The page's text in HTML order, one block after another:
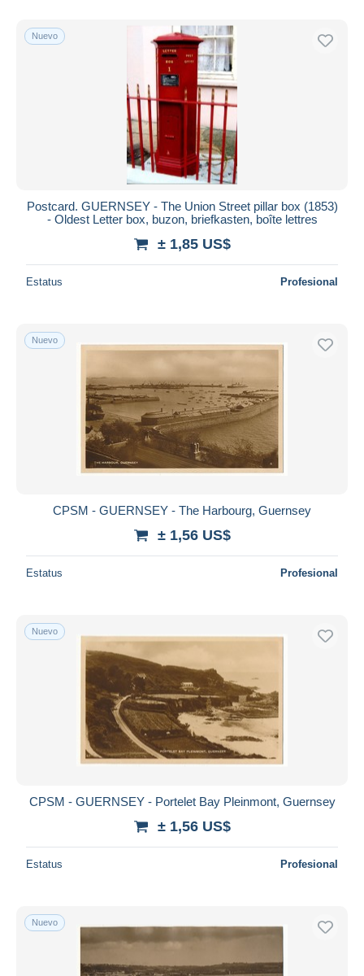
Nuevo
Postcard. GUERNSEY - The Union Street pillar box (1853)
- Oldest Letter box, buzon, briefkasten, boîte lettres
± 1,85 US$
Estatus Profesional
Nuevo
CPSM - GUERNSEY - The Harbourg, Guernsey
± 1,56 US$
Estatus Profesional
Nuevo
CPSM - GUERNSEY - Portelet Bay Pleinmont, Guernsey
± 1,56 US$
Estatus Profesional
Nuevo